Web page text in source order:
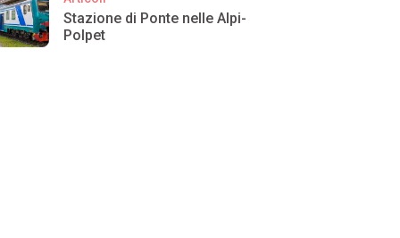
Stazione di Ponte nelle Alpi-
Polpet